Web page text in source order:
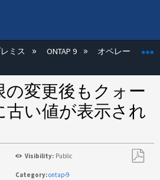
を展開/折りたたむ
ミス ONTAP 9 オペレーティン
変更後もクォー
古い値が表示され
Visibility: Public
Category:ontap-9